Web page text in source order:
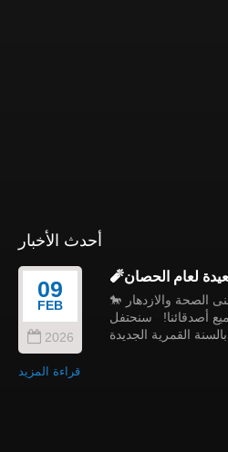
أحدث الأخبار
09
FEB
2026
🐎 عام الثعبان 🐎 نتمنى الصحة والازدهار
أصدقائنا! سنحتفل
قراءة المزيد